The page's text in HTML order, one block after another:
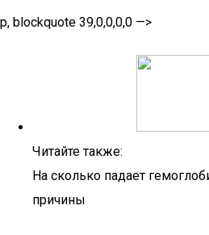
p, blockquote 39,0,0,0,0 —>
Читайте также:
На сколько падает
причины